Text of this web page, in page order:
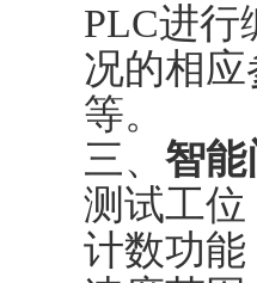
PLC进行
况的相
等。
三、 智能
测试工
计数功